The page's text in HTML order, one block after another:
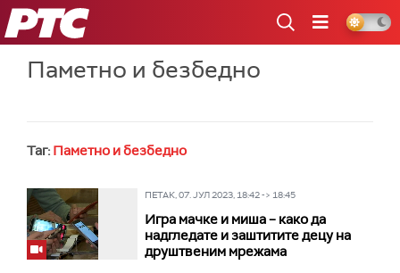
РТС
Паметно и безбедно
Таг: Паметно и безбедно
ПЕТАК, 07. ЈУЛ 2023, 18:42 -> 18:45
Игра мачке и миша – како да
надгледате и заштитите децу на
друштвеним мрежама